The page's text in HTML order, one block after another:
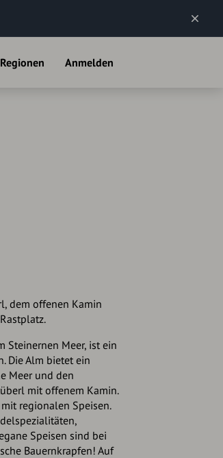
Regionen Anmelden
dem offenen Kamin
Steinernen Meer, ist ein
Die Alm bietet ein
Meer und den
mit offenem Kamin.
regionalen Speisen.
Speisen sind bei
Bauernkrapfen! Auf